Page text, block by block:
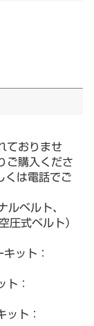
ておりませ
ご購入くださ
は電話でご
ベルト、
式ベルト）
ット：
：
ト：